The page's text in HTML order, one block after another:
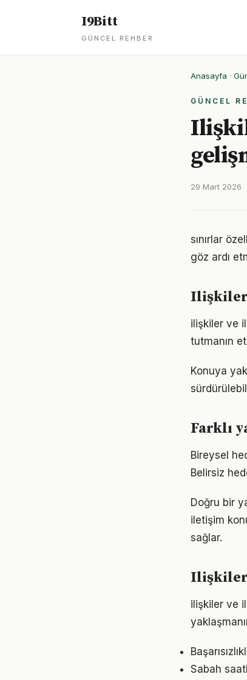
I9Bitt
GÜNCEL REHBER
Anasayfa ·
GÜNCEL
29 Mart 2026
sınırlar
göz ardı
Ilişkiler
ilişkiler ve
tutmanın
Konuya
Farklı
Bireysel
Belirsiz
Doğru bir
iletişim
sağlar.
Ilişkiler
ilişkiler ve
Sabah